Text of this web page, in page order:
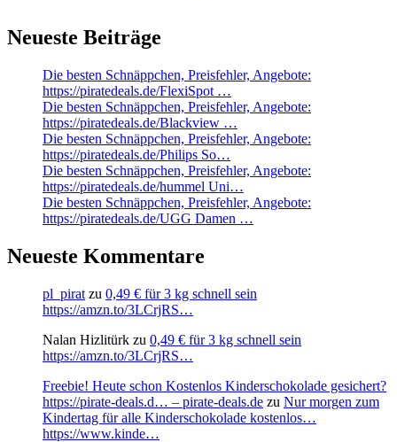
Neueste Beiträge
Die besten Schnäppchen, Preisfehler, Angebote:
https://piratedeals.de/FlexiSpot …
Die besten Schnäppchen, Preisfehler, Angebote:
https://piratedeals.de/Blackview …
Die besten Schnäppchen, Preisfehler, Angebote:
https://piratedeals.de/Philips So…
Die besten Schnäppchen, Preisfehler, Angebote:
https://piratedeals.de/hummel Uni…
Die besten Schnäppchen, Preisfehler, Angebote:
https://piratedeals.de/UGG Damen …
Neueste Kommentare
pl_pirat zu 0,49 € für 3 kg schnell sein
https://amzn.to/3LCrjRS…
Nalan Hizlitürk zu 0,49 € für 3 kg schnell sein
https://amzn.to/3LCrjRS…
Freebie! Heute schon Kostenlos Kinderschokolade gesichert?
https://pirate-deals.d… – pirate-deals.de zu Nur morgen zum
Kindertag für alle Kinderschokolade kostenlos…
https://www.kinde…